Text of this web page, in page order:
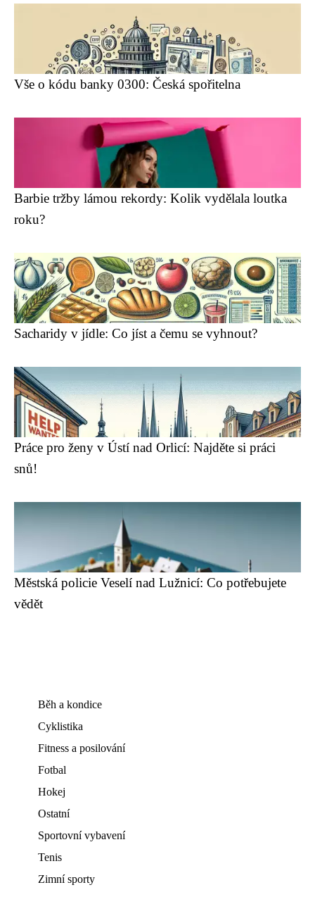
Vše o kódu banky 0300: Česká spořitelna
Barbie tržby lámou rekordy: Kolik vydělala loutka
roku?
Sacharidy v jídle: Co jíst a čemu se vyhnout?
Práce pro ženy v Ústí nad Orlicí: Najděte si práci
snů!
Městská policie Veselí nad Lužnicí: Co potřebujete
vědět
Běh a kondice
Cyklistika
Fitness a posilování
Fotbal
Hokej
Ostatní
Sportovní vybavení
Tenis
Zimní sporty